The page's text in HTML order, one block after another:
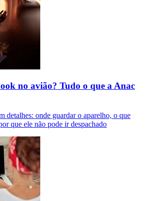
no avião? Tudo o que a Anac
detalhes: onde guardar o aparelho, o que
que ele não pode ir despachado